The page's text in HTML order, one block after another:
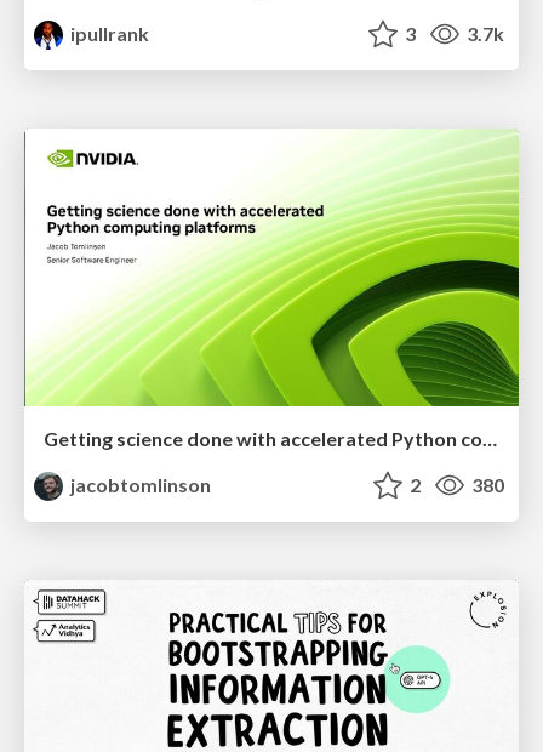
ipullrank
3 3.7k
Getting science done with accelerated Python computing platforms
jacobtomlinson
2 380